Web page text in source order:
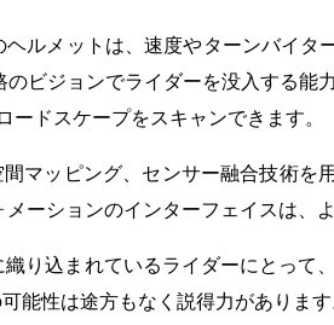
ルメットは、速度やターンバイ
ビジョンでライダーを没入する
ドスケープをスキャンできます。
ッピング、センサー融合技術
ーションのインターフェイスは
り込まれているライダーにとっ
能性は途方もなく説得力がありま